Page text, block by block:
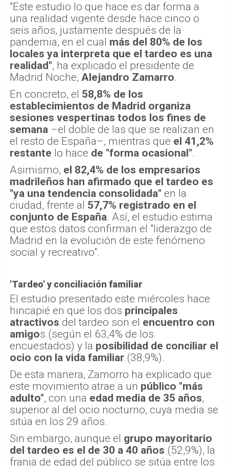
"Este estudio lo que hace es dar forma a
una realidad vigente desde hace cinco o
seis años, justamente después de la
pandemia, en el cual más del 80% de los
locales ya interpreta que el tardeo es una
realidad", ha explicado el presidente de
Madrid Noche, Alejandro Zamarro.
En concreto, el 58,8% de los
establecimientos de Madrid organiza
sesiones vespertinas todos los fines de
semana –el doble de las que se realizan en
el resto de España–, mientras que el 41,2%
restante lo hace de "forma ocasional".
Asimismo, el 82,4% de los empresarios
madrileños han afirmado que el tardeo es
"ya una tendencia consolidada" en la
ciudad, frente al 57,7% registrado en el
conjunto de España. Así, el estudio estima
que estos datos confirman el "liderazgo de
Madrid en la evolución de este fenómeno
social y recreativo".
'Tardeo' y conciliación familiar
El estudio presentado este miércoles hace
hincapié en que los dos principales
atractivos del tardeo son el encuentro con
amigos (según el 63,4% de los
encuestados) y la posibilidad de conciliar el
ocio con la vida familiar (38,9%).
De esta manera, Zamorro ha explicado que
este movimiento atrae a un público "más
adulto", con una edad media de 35 años,
superior al del ocio nocturno, cuya media se
sitúa en los 29 años.
Sin embargo, aunque el grupo mayoritario
del tardeo es el de 30 a 40 años (52,9%), la
franja de edad del público se sitúa entre los